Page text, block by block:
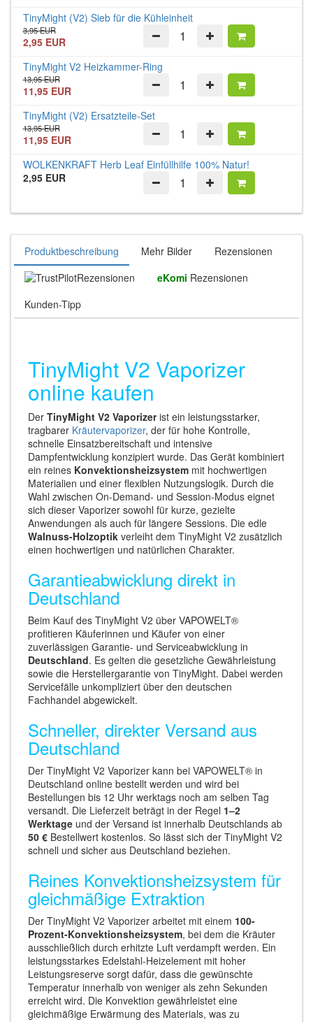
TinyMight (V2) Sieb für die Kühleinheit
3,95 EUR
2,95 EUR
TinyMight V2 Heizkammer-Ring
13,95 EUR
11,95 EUR
TinyMight (V2) Ersatzteile-Set
13,95 EUR
11,95 EUR
WOLKENKRAFT Herb Leaf Einfüllhilfe 100% Natur!
2,95 EUR
Produktbeschreibung Mehr Bilder
Rezensionen
Rezensionen
eKomi Rezensionen
Kunden-Tipp
TinyMight V2 Vaporizer
online kaufen
Der TinyMight V2 Vaporizerist ein leistungsstarker,
tragbarer Kräutervaporizer, der für hohe Kontrolle,
schnelle Einsatzbereitschaft und intensive
Dampfentwicklung konzipiert wurde. Das Gerät kombiniert
ein reines Konvektionsheizsystem mit hochwertigen
Materialien und einer flexiblen Nutzungslogik. Durch die
Wahl zwischen On-Demand- und Session-Modus eignet
sich dieser Vaporizer sowohl für kurze, gezielte
Anwendungen als auch für längere Sessions. Die edle
Walnuss-Holzoptik verleiht dem TinyMight V2 zusätzlich
einen hochwertigen und natürlichen Charakter.
Garantieabwicklung direkt in
Deutschland
Beim Kauf des TinyMight V2 über VAPOWELT®
profitieren Käuferinnen und Käufer von einer
zuverlässigen Garantie- und Serviceabwicklung in
Deutschland. Es gelten die gesetzliche Gewährleistung
sowie die Herstellergarantie von TinyMight. Dabei werden
Servicefälle unkompliziert über den deutschen
Fachhandel abgewickelt.
Schneller, direkter Versand aus
Deutschland
Der TinyMight V2 Vaporizer kann bei VAPOWELT® in
Deutschland online bestellt werden und wird bei
Bestellungen bis 12 Uhr werktags noch am selben Tag
versandt. Die Lieferzeit beträgt in der Regel 1–2
Werktage und der Versand ist innerhalb Deutschlands ab
50 € Bestellwert kostenlos. So lässt sich der TinyMight V2
schnell und sicher aus Deutschland beziehen.
Reines Konvektionsheizsystem für
gleichmäßige Extraktion
Der TinyMight V2 Vaporizer arbeitet mit einem 100-
Prozent-Konvektionsheizsystem, bei dem die Kräuter
ausschließlich durch erhitzte Luft verdampft werden. Ein
leistungsstarkes Edelstahl-Heizelement mit hoher
Leistungsreserve sorgt dafür, dass die gewünschte
Temperatur innerhalb von weniger als zehn Sekunden
erreicht wird. Die Konvektion gewährleistet eine
gleichmäßige Erwärmung des Materials, was zu